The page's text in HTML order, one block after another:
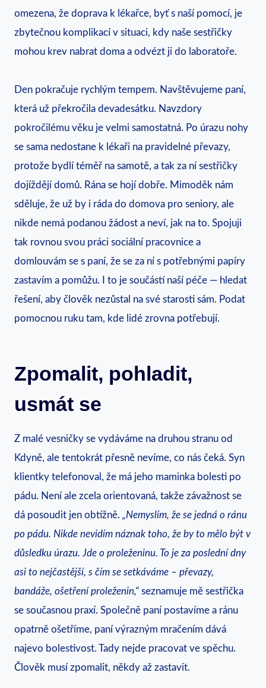
omezena, že doprava k lékařce, byť s naší pomocí, je
zbytečnou komplikací v situaci, kdy naše sestřičky
mohou krev nabrat doma a odvézt ji do laboratoře.
Den pokračuje rychlým tempem. Navštěvujeme paní,
která už překročila devadesátku. Navzdory
pokročilému věku je velmi samostatná. Po úrazu nohy
se sama nedostane k lékaři na pravidelné převazy,
protože bydlí téměř na samotě, a tak za ní sestřičky
dojíždějí domů. Rána se hojí dobře. Mimoděk nám
sděluje, že už by i ráda do domova pro seniory, ale
nikde nemá podanou žádost a neví, jak na to. Spojuji
tak rovnou svou práci sociální pracovnice a
domlouvám se s paní, že se za ní s potřebnými papíry
zastavím a pomůžu. I to je součástí naší péče — hledat
řešení, aby člověk nezůstal na své starosti sám. Podat
pomocnou ruku tam, kde lidé zrovna potřebují.
Zpomalit, pohladit,
usmát se
Z malé vesničky se vydáváme na druhou stranu od
Kdyně, ale tentokrát přesně nevíme, co nás čeká. Syn
klientky telefonoval, že má jeho maminka bolesti po
pádu. Není ale zcela orientovaná, takže závažnost se
dá posoudit jen obtížně. „Nemyslím, že se jedná o ránu
po pádu. Nikde nevidím náznak toho, že by to mělo být v
důsledku úrazu. Jde o proleženinu. To je za poslední dny
asi to nejčastější, s čím se setkáváme – převazy,
bandáže, ošetření proleženin,“ seznamuje mě sestřička
se současnou praxí. Společně paní postavíme a ránu
opatrně ošetříme, paní výrazným mračením dává
najevo bolestivost. Tady nejde pracovat ve spěchu.
Člověk musí zpomalit, někdy až zastavit.